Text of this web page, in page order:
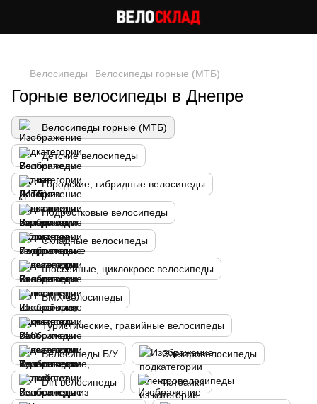
Велосипеды Велосипеды горные (МТБ)
Горные велосипеды в Днепре
Велосипеды горные (МТБ)
Детские велосипеды
Городские, гибридные велосипеды
Подростковые велосипеды
Складные велосипеды
Шоссейные, циклокросс велосипеды
BMX велосипеды
Туристические, гравийные велосипеды
Велосипеды Б/У Электровелосипеды
Dirt велосипеды Фэтбайки